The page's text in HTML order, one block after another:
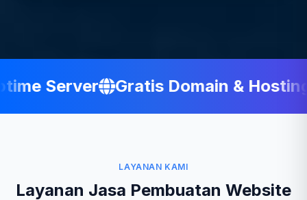
Server Gratis Domain & Hosting
LAYANAN KAMI
Layanan Jasa Pembuatan Website